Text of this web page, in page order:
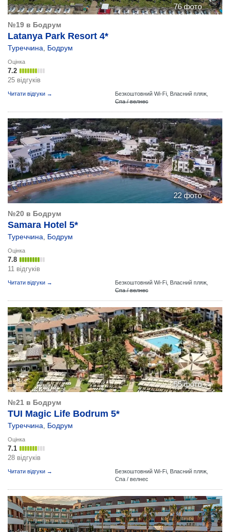
76 фото
№19 в Бодрум
Latanya Park Resort 4*
Туреччина Бодрум
Оцінка
7.2
25 відгуків
Читати відгуки → Безкоштовний Wi-Fi, Власний пляж,
Спа / велнес
22 фото
№20 в Бодрум
Samara Hotel 5*
Туреччина Бодрум
Оцінка
7.8
11 відгуків
Читати відгуки → Безкоштовний Wi-Fi, Власний пляж,
Спа / велнес
55 фото
№21 в Бодрум
TUI Magic Life Bodrum 5*
Туреччина Бодрум
Оцінка
7.1
28 відгуків
Читати відгуки → Безкоштовний Wi-Fi, Власний пляж,
Спа / велнес